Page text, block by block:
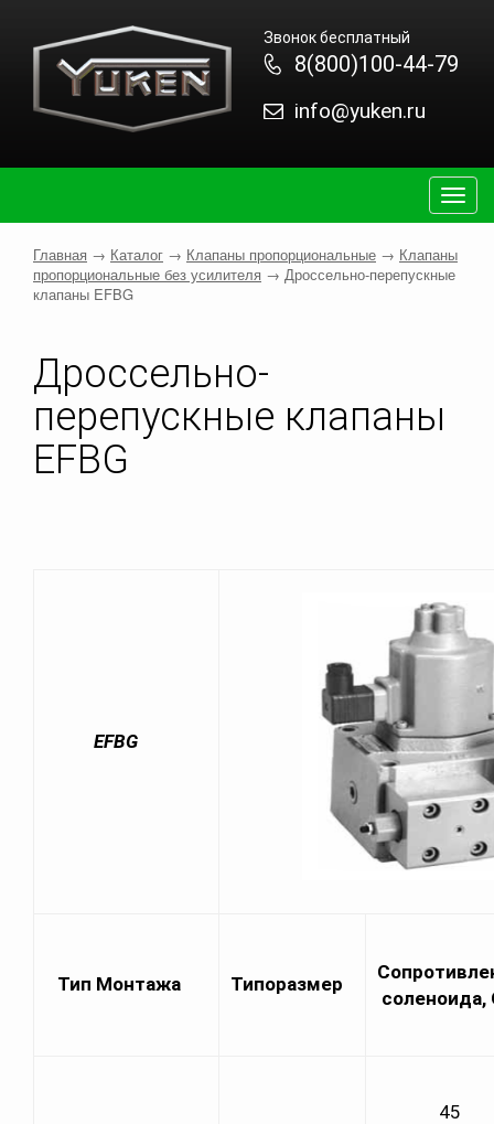
Звонок бесплатный
8(800)100-44-79
info@yuken.ru
Главная → Каталог → Клапаны пропорциональные → Клапаны
пропорциональные без усилителя → Дроссельно-перепускные
клапаны EFBG
Дроссельно-
перепускные клапаны
EFBG
EFBG
Тип Монтажа Типоразмер
45